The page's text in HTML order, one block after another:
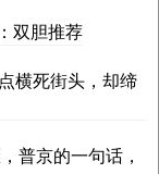
双胆推荐
横死街头，却缔
普京的一句话，